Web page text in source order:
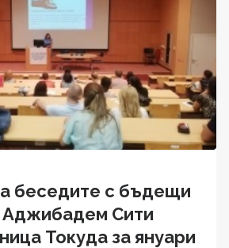
беседите с бъдещи
Аджибадем Сити
Токуда за януари